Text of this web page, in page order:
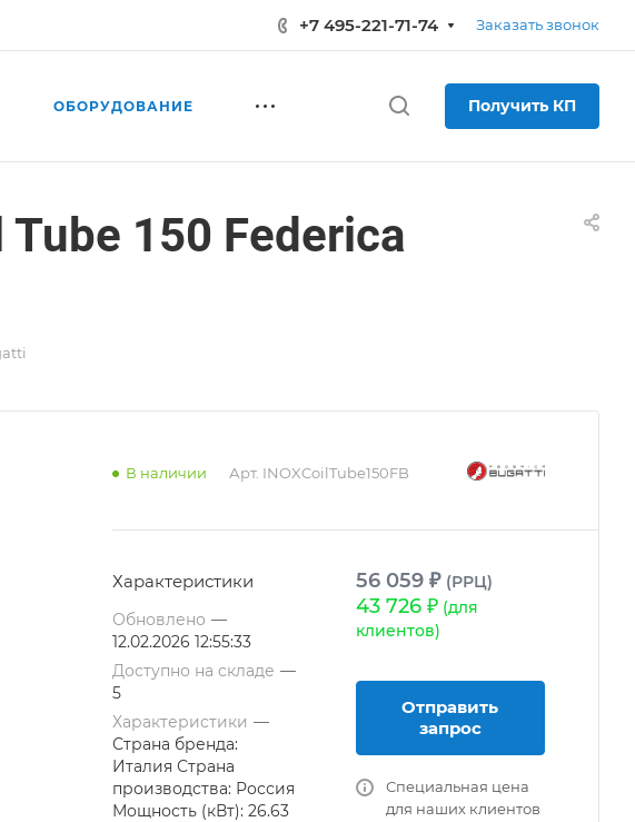
+7 495-221-71-74 Заказать звонок
ОБОРУДОВАНИЕ Получить КП
150 Federica
В наличии Арт. INOXCoilTube150FB
Характеристики
Обновлено —
12.02.2026 12:55:33
Доступно на складе —
5
Характеристики —
Страна бренда:
Италия Страна
производства: Россия
Мощность (кВт): 26.63
56 059 ₽ (РРЦ)
43 726 ₽(для
клиентов)
Отправить
запрос
Специальная цена
для наших клиентов